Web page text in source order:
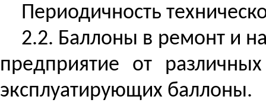
Периодичность
2.2. Баллоны в ремонт и на
предприятие от
эксплуатирующих баллоны.